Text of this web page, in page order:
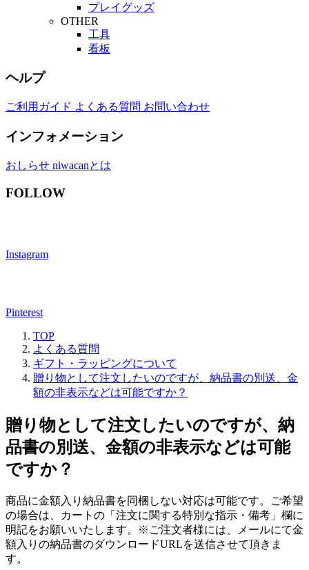
プレイグッズ
OTHER
工具
看板
ヘルプ
ご利用ガイド よくある質問 お問い合わせ
インフォメーション
おしらせ niwacanとは
FOLLOW
Instagram
Pinterest
TOP
よくある質問
ギフト・ラッピングについて
贈り物として注文したいのですが、納品書の別送、金
額の非表示などは可能ですか？
贈り物として注文したいのですが、納
品書の別送、金額の非表示などは可能
ですか？
商品に金額入り納品書を同梱しない対応は可能です。ご希望
の場合は、カートの「注文に関する特別な指示・備考」欄に
明記をお願いいたします。※ご注文者様には、メールにて金
額入りの納品書のダウンロードURLを送信させて頂きま
す。